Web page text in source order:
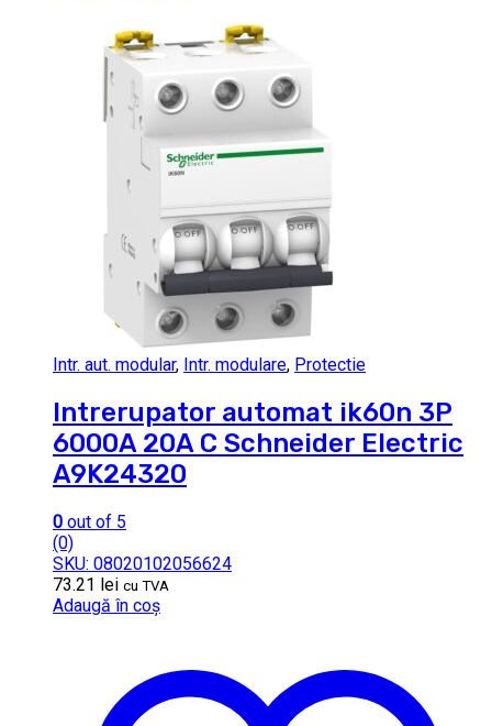
Intr. aut. modular, Intr. modulare, Protectie
Intrerupator automat ik60n 3P
6000A 20A C Schneider Electric
A9K24320
0 out of 5
(0)
SKU: 08020102056624
73.21 lei cu TVA
Adaugă în coș